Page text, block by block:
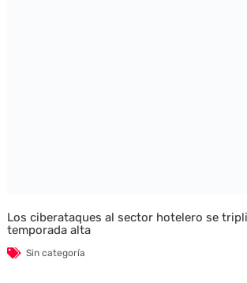
Los ciberataques al sector hotelero se
temporada alta
Sin categoría